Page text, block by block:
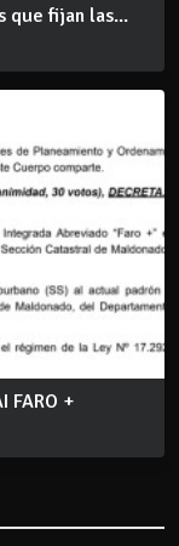
que fijan las...
FARO +